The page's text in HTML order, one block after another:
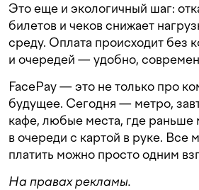
Это еще и экологичный шаг:
билетов и чеков снижает
среду. Оплата происходит без
и очередей — удобно,
FacePay — это не только про
будущее. Сегодня — метро,
кафе, любые места, где раньше
в очереди с картой в руке. Все
платить можно просто одним
На правах рекламы.